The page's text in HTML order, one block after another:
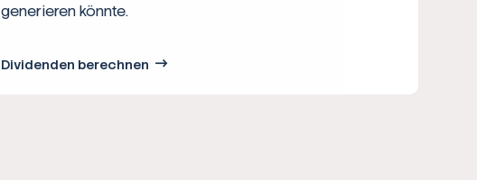
generieren könnte.
Dividenden berechnen